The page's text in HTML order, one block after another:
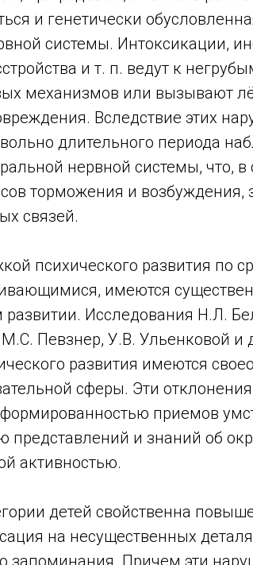
и генетически
системы. Интоксикации,
и т. п. ведут к
механизмов или вызывают
Вследствие этих
длительного периода
нервной системы, что,
торможения и возбуждения,
связей.
психического развития по
имеются
Исследования Н.Л.
Певзнер, У.В. Ульенковой и
развития имеются
сферы. Эти
приемов
представлений и знаний об
активностью.
детей свойственна
на несущественных
запоминания. Причем эти